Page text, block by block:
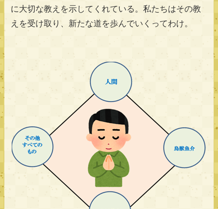
に大切な教えを示してくれている。私たちはその教
えを受け取り、新たな道を歩んでいくってわけ。